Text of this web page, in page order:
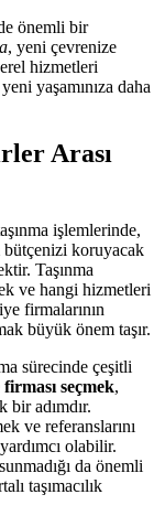
önemli bir
, yeni çevrenize
hizmetleri
yaşamınıza daha
Arası
işlemlerinde,
koruyacak
Taşınma
ve hangi hizmetleri
firmalarının
büyük önem taşır.
sürecinde çeşitli
seçmek,
bir adımdır.
ve referanslarını
olabilir.
da önemli
taşımacılık